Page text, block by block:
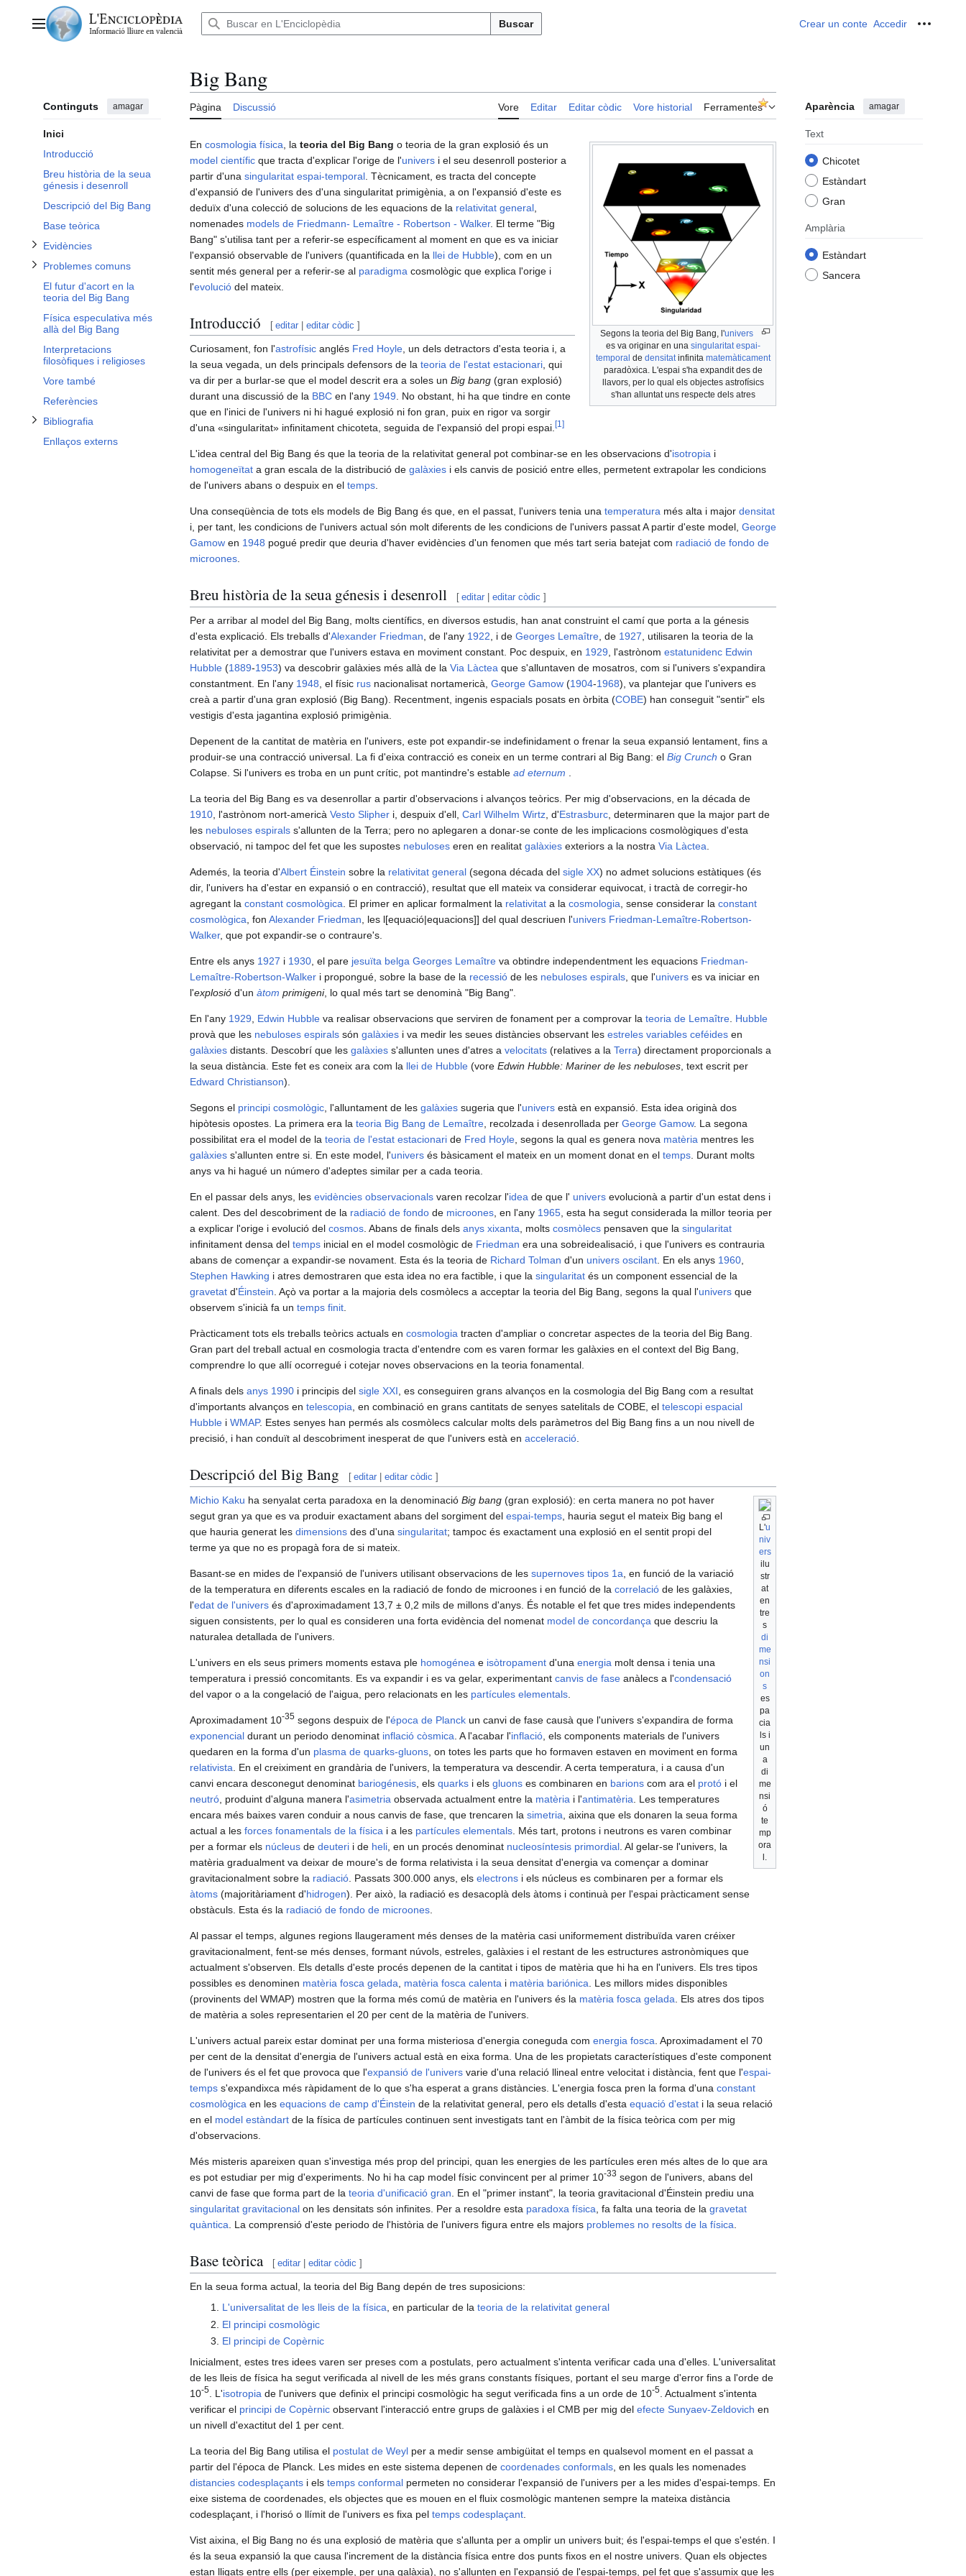
contingutMenú principal Buscar Crear un conte Accedir
Continguts amagar
Inici
Introducció
Breu història de la seua
génesis i desenroll
Descripció del Big Bang
Base teòrica
Evidències
Alternar subsecció Evidències
Problemes comuns
Alternar subsecció Problemes comuns
El futur d'acort en la
teoria del Big Bang
Física especulativa més
allà del Big Bang
Interpretacions
filosòfiques i religioses
Vore també
Referències
Bibliografia
Alternar subsecció Bibliografia
Enllaços externs
Big Bang
Pàgina Discussió Vore Editar Editar còdic Vore historial Ferramentes Aparència amagar
Text
Chicotet
Estàndart
Gran
Amplària
Estàndart
Sancera
Segons la teoria del Big Bang, l'univers
es va originar en una singularitat espai-
temporal de densitatinfinita matemàticament
paradòxica. L'espai s'ha expandit des de
llavors, per lo qual els objectes astrofísics
s'han alluntat uns respecte dels atres
En cosmologia física , la teoria del Big Bang o teoria de la gran explosió és un
model científic que tracta d'explicar l'orige de l'univers i el seu desenroll posterior a
partir d'una singularitat espai-temporal . Tècnicament, es tracta del concepte
d'expansió de l'univers des d'una singularitat primigènia, a on l'expansió d'este es
deduïx d'una colecció de solucions de les equacions de la relativitat general
nomenades models de Friedmann- Lemaître - Robertson - Walker. El terme "Big
Bang" s'utilisa tant per a referir-se específicament al moment en que es va iniciar
l'expansió observable de l'univers (quantificada en la llei de Hubble), com en un
sentit més general per a referir-se al paradigma cosmològic que explica l'orige i
l'evolució del mateix.
Introducció [ editar |editar còdic ]
Curiosament, fon l'astrofísic anglés Fred Hoyle , un dels detractors d'esta teoria i, a
la seua vegada, un dels principals defensors de la teoria de l'estat estacionari , qui
va dir per a burlar-se que el model descrit era a soles un Big bang (gran explosió)
durant una discussió de la BBC en l'any 1949 . No obstant, hi ha que tindre en conte
que en l'inici de l'univers ni hi hagué explosió ni fon gran, puix en rigor va sorgir
d'una «singularitat» infinitament chicoteta, seguida de l'expansió del propi espai. [1 ]
L'idea central del Big Bang és que la teoria de la relativitat general pot combinar-se en les observacions d'isotropia i
homogeneïtat a gran escala de la distribució de galàxies i els canvis de posició entre elles, permetent extrapolar les condicions
de l'univers abans o despuix en el temps
Una conseqüència de tots els models de Big Bang és que, en el passat, l'univers tenia una temperatura més alta i major densitat
i, per tant, les condicions de l'univers actual són molt diferents de les condicions de l'univers passat A partir d'este model, George
Gamow en 1948 pogué predir que deuria d'haver evidències d'un fenomen que més tart seria batejat com radiació de fondo de
microones
Breu història de la seua génesis i desenroll [ editar |editar còdic ]
Per a arribar al model del Big Bang, molts científics, en diversos estudis, han anat construint el camí que porta a la génesis
d'esta explicació. Els treballs d'Alexander Friedman , de l'any 1922 , i de Georges Lemaître , de 1927 , utilisaren la teoria de la
relativitat per a demostrar que l'univers estava en moviment constant. Poc despuix, en 1929 , l'astrònom estatunidenc Edwin
Hubble (1889-1953) va descobrir galàxies més allà de la Via Làctea que s'alluntaven de mosatros, com si l'univers s'expandira
constantment. En l'any 1948 , el físic rus nacionalisat nortamericà, George Gamow (1904-1968), va plantejar que l'univers es
creà a partir d'una gran explosió (Big Bang). Recentment, ingenis espacials posats en òrbita (COBE) han conseguit "sentir" els
vestigis d'esta jagantina explosió primigènia.
Depenent de la cantitat de matèria en l'univers, este pot expandir-se indefinidament o frenar la seua expansió lentament, fins a
produir-se una contracció universal. La fi d'eixa contracció es coneix en un terme contrari al Big Bang: el Big Crunch o Gran
Colapse. Si l'univers es troba en un punt crític, pot mantindre's estable ad eternum
La teoria del Big Bang es va desenrollar a partir d'observacions i alvanços teòrics. Per mig d'observacions, en la década de
1910 , l'astrònom nort-americà Vesto Slipher i, despuix d'ell, Carl Wilhelm Wirtz , d'Estrasburc , determinaren que la major part de
les nebuloses espirals s'allunten de la Terra; pero no aplegaren a donar-se conte de les implicacions cosmològiques d'esta
observació, ni tampoc del fet que les supostes nebuloses eren en realitat galàxies exteriors a la nostra Via Làctea
Ademés, la teoria d'Albert Éinstein sobre la relativitat general (segona década del sigle XX) no admet solucions estàtiques (és
dir, l'univers ha d'estar en expansió o en contracció), resultat que ell mateix va considerar equivocat, i tractà de corregir-ho
agregant la constant cosmològica . El primer en aplicar formalment la relativitat a la cosmologia , sense considerar la constant
cosmològica , fon Alexander Friedman , les l[equació|equacions]] del qual descriuen l'univers Friedman-Lemaître-Robertson-
Walker, que pot expandir-se o contraure's.
Entre els anys 1927 i 1930 , el pare jesuïta belga Georges Lemaître va obtindre independentment les equacions Friedman-
Lemaître-Robertson-Walker i propongué, sobre la base de la recessió de les nebuloses espirals , que l'univers es va iniciar en
l'explosió d'un àtom primigeni, lo qual més tart se denominà "Big Bang".
En l'any 1929 Edwin Hubble va realisar observacions que serviren de fonament per a comprovar la teoria de Lemaître Hubble
provà que les nebuloses espirals són galàxies i va medir les seues distàncies observant les estreles variables ceféides en
galàxies distants. Descobrí que les galàxies s'allunten unes d'atres a velocitats (relatives a la Terra) directament proporcionals a
la seua distància. Este fet es coneix ara com la llei de Hubble (vore Edwin Hubble: Mariner de les nebuloses , text escrit per
Edward Christianson).
Segons el principi cosmològic , l'alluntament de les galàxies sugeria que l'univers està en expansió. Esta idea originà dos
hipòtesis opostes. La primera era la teoria Big Bang de Lemaître , recolzada i desenrollada per George Gamow. La segona
possibilitat era el model de la teoria de l'estat estacionari de Fred Hoyle , segons la qual es genera nova matèria mentres les
galàxies s'allunten entre si. En este model, l'univers és bàsicament el mateix en un moment donat en el temps . Durant molts
anys va hi hagué un número d'adeptes similar per a cada teoria.
En el passar dels anys, les evidències observacionals varen recolzar l'idea de que l' univers evolucionà a partir d'un estat dens i
calent. Des del descobriment de la radiació de fondo de microones , en l'any 1965 , esta ha segut considerada la millor teoria per
a explicar l'orige i evolució del cosmos . Abans de finals dels anys xixanta , molts cosmòlecs pensaven que la singularitat
infinitament densa del temps inicial en el model cosmològic de Friedman era una sobreidealisació, i que l'univers es contrauria
abans de començar a expandir-se novament. Esta és la teoria de Richard Tolman d'un univers oscilant . En els anys 1960
Stephen Hawking i atres demostraren que esta idea no era factible, i que la singularitat és un component essencial de la
gravetat d'Éinstein . Açò va portar a la majoria dels cosmòlecs a acceptar la teoria del Big Bang, segons la qual l'univers que
observem s'inicià fa un temps finit
Pràcticament tots els treballs teòrics actuals en cosmologia tracten d'ampliar o concretar aspectes de la teoria del Big Bang.
Gran part del treball actual en cosmologia tracta d'entendre com es varen formar les galàxies en el context del Big Bang,
comprendre lo que allí ocorregué i cotejar noves observacions en la teoria fonamental.
A finals dels anys 1990 i principis del sigle XXI , es conseguiren grans alvanços en la cosmologia del Big Bang com a resultat
d'importants alvanços en telescopia , en combinació en grans cantitats de senyes satelitals de COBE, el telescopi espacial
Hubble i WMAP. Estes senyes han permés als cosmòlecs calcular molts dels paràmetros del Big Bang fins a un nou nivell de
precisió, i han conduït al descobriment inesperat de que l'univers està en acceleració
Descripció del Big Bang [ editar |editar còdic ]
L'u
niv
ers
ilu
str
at
en
tre
s
di
me
nsi
on
s
es
pa
cia
ls i
un
a
di
me
nsi
ó
te
mp
ora
l.
Michio Kaku ha senyalat certa paradoxa en la denominació Big bang (gran explosió): en certa manera no pot haver
segut gran ya que es va produir exactament abans del sorgiment del espai-temps, hauria segut el mateix Big bang el
que hauria generat les dimensions des d'una singularitat; tampoc és exactament una explosió en el sentit propi del
terme ya que no es propagà fora de si mateix.
Basant-se en mides de l'expansió de l'univers utilisant observacions de les supernoves tipos 1a, en funció de la variació
de la temperatura en diferents escales en la radiació de fondo de microones i en funció de la correlació de les galàxies,
l'edat de l'univers és d'aproximadament 13,7 ± 0,2 mils de millons d'anys. És notable el fet que tres mides independents
siguen consistents, per lo qual es consideren una forta evidència del nomenat model de concordança que descriu la
naturalea detallada de l'univers.
L'univers en els seus primers moments estava ple homogénea e isòtropament d'una energia molt densa i tenia una
temperatura i pressió concomitants. Es va expandir i es va gelar, experimentant canvis de fase anàlecs a l'condensació
del vapor o a la congelació de l'aigua, pero relacionats en les partícules elementals.
Aproximadament 10-35 segons despuix de l'época de Planck un canvi de fase causà que l'univers s'expandira de forma
exponencial durant un periodo denominat inflació còsmica. A l'acabar l'inflació, els components materials de l'univers
quedaren en la forma d'un plasma de quarks-gluons, on totes les parts que ho formaven estaven en moviment en forma
relativista. En el creiximent en grandària de l'univers, la temperatura va descendir. A certa temperatura, i a causa d'un
canvi encara desconegut denominat bariogénesis, els quarks i els gluons es combinaren en barions com ara el protó i el
neutró, produint d'alguna manera l'asimetria observada actualment entre la matèria i l'antimatèria. Les temperatures
encara més baixes varen conduir a nous canvis de fase, que trencaren la simetria, aixina que els donaren la seua forma
actual a les forces fonamentals de la física i a les partícules elementals. Més tart, protons i neutrons es varen combinar
per a formar els núcleus de deuteri i de heli, en un procés denominat nucleosíntesis primordial. Al gelar-se l'univers, la
matèria gradualment va deixar de moure's de forma relativista i la seua densitat d'energia va començar a dominar
gravitacionalment sobre la radiació. Passats 300.000 anys, els electrons i els núcleus es combinaren per a formar els
àtoms (majoritàriament d'hidrogen). Per això, la radiació es desacoplà dels àtoms i continuà per l'espai pràcticament sense
obstàculs. Esta és la radiació de fondo de microones.
Al passar el temps, algunes regions llaugerament més denses de la matèria casi uniformement distribuïda varen créixer
gravitacionalment, fent-se més denses, formant núvols, estreles, galàxies i el restant de les estructures astronòmiques que
actualment s'observen. Els detalls d'este procés depenen de la cantitat i tipos de matèria que hi ha en l'univers. Els tres tipos
possibles es denominen matèria fosca gelada, matèria fosca calenta i matèria bariónica. Les millors mides disponibles
(provinents del WMAP) mostren que la forma més comú de matèria en l'univers és la matèria fosca gelada. Els atres dos tipos
de matèria a soles representarien el 20 per cent de la matèria de l'univers.
L'univers actual pareix estar dominat per una forma misteriosa d'energia coneguda com energia fosca. Aproximadament el 70
per cent de la densitat d'energia de l'univers actual està en eixa forma. Una de les propietats característiques d'este component
de l'univers és el fet que provoca que l'expansió de l'univers varie d'una relació llineal entre velocitat i distància, fent que l'espai-
temps s'expandixca més ràpidament de lo que s'ha esperat a grans distàncies. L'energia fosca pren la forma d'una constant
cosmològica en les equacions de camp d'Éinstein de la relativitat general, pero els detalls d'esta equació d'estat i la seua relació
en el model estàndart de la física de partícules continuen sent investigats tant en l'àmbit de la física teòrica com per mig
d'observacions.
Més misteris apareixen quan s'investiga més prop del principi, quan les energies de les partícules eren més altes de lo que ara
es pot estudiar per mig d'experiments. No hi ha cap model físic convincent per al primer 10-33 segon de l'univers, abans del
canvi de fase que forma part de la teoria d'unificació gran. En el "primer instant", la teoria gravitacional d'Éinstein prediu una
singularitat gravitacional on les densitats són infinites. Per a resoldre esta paradoxa física, fa falta una teoria de la gravetat
quàntica. La comprensió d'este periodo de l'història de l'univers figura entre els majors problemes no resolts de la física.
Base teòrica [ editar |editar còdic ]
En la seua forma actual, la teoria del Big Bang depén de tres suposicions:
L'universalitat de les lleis de la física, en particular de la teoria de la relativitat general
El principi cosmològic
El principi de Copèrnic
Inicialment, estes tres idees varen ser preses com a postulats, pero actualment s'intenta verificar cada una d'elles. L'universalitat
de les lleis de física ha segut verificada al nivell de les més grans constants físiques, portant el seu marge d'error fins a l'orde de
10-5 . L'isotropia de l'univers que definix el principi cosmològic ha segut verificada fins a un orde de 10-5 . Actualment s'intenta
verificar el principi de Copèrnic observant l'interacció entre grups de galàxies i el CMB per mig del efecte Sunyaev-Zeldovich en
un nivell d'exactitut del 1 per cent.
La teoria del Big Bang utilisa el postulat de Weyl per a medir sense ambigüitat el temps en qualsevol moment en el passat a
partir del l'época de Planck. Les mides en este sistema depenen de coordenades conformals , en les quals les nomenades
distancies codesplaçants i els temps conformal permeten no considerar l'expansió de l'univers per a les mides d'espai-temps. En
eixe sistema de coordenades, els objectes que es mouen en el fluix cosmològic mantenen sempre la mateixa distància
codesplaçant, i l'horisó o llímit de l'univers es fixa pel temps codesplaçant
Vist aixina, el Big Bang no és una explosió de matèria que s'allunta per a omplir un univers buit; és l'espai-temps el que s'estén. I
és la seua expansió la que causa l'increment de la distància física entre dos punts fixos en el nostre univers. Quan els objectes
estan lligats entre ells (per eixemple, per una galàxia), no s'allunten en l'expansió de l'espai-temps, pel fet que s'assumix que les